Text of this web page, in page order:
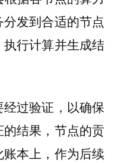
发到合适的节点
执行计算并生成结
过验证，以确保
结果，节点的贡
本上，作为后续